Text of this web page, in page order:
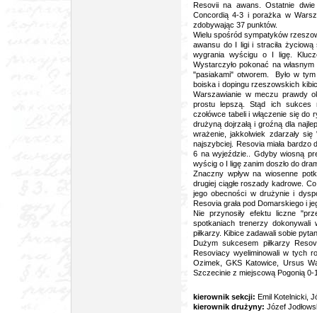
Resovii na awans. Ostatnie
Concordią 4-3 i porażka w
zdobywając 37 punktów.
Wielu spośród sympatyków
awansu do I ligi i straciła
wygrania wyścigu o I ligę.
Wystarczyło pokonać na
"pasiakami" otworem. Było w
boiska i dopingu rzeszowskich
Warszawianie w meczu prawdy
prostu lepszą. Stąd ich sukces
czołówce tabeli i włączenie się do
drużyną dojrzałą i groźną dla
wrażenie, jakkolwiek zdarzały
najszybciej. Resovia miała bardzo
6 na wyjeździe.. Gdyby wiosną
wyścig o I ligę zanim doszło do
Znaczny wpływ na wiosenne
drugiej ciągłe roszady kadrowe.
jego obecności w drużynie i
Resovia grała pod Domarskiego i
Nie przynosiły efektu liczne
spotkaniach trenerzy dokonywali
piłkarzy. Kibice zadawali sobie
Dużym sukcesem piłkarzy
Resoviacy wyeliminowali w tych
Ozimek, GKS Katowice, Ursus
Szczecinie z miejscową Pogonią 0-
kierownik sekcji: Emil Kotelnicki,
kierownik drużyny: Józef